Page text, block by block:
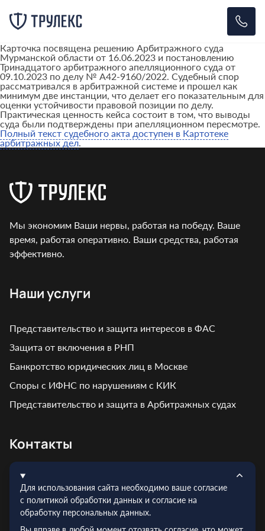
Карточка посвящена решению Арбитражного суда
Мурманской области от 16.06.2023 и постановлению
Тринадцатого арбитражного апелляционного суда от
09.10.2023 по делу № А42-9160/2022. Судебный спор
рассматривался в арбитражной системе и прошел как
минимум две инстанции, что делает его показательным для
оценки устойчивости правовой позиции по делу.
Практическая ценность кейса состоит в том, что выводы
суда были подтверждены при апелляционном пересмотре.
Полный текст судебного акта доступен в Картотеке
арбитражных дел.
Мы экономим Ваши нервы, работая на победу. Ваше
время, работая оперативно. Ваши средства, работая
эффективно.
Наши услуги
Представительство и защита интересов в ФАС
Защита от включения в РНП
Банкротство юридических лиц в Москве
Споры с ИФНС по нарушениям с КИК
Представительство и защита в Арбитражных судах
Контакты
Адрес: г. Москва, ул. Кирпичная, д. 7
Эл.почта:info@truelex.ru
Телефон:+7 (495) 128‑48‑56
Для использования сайта необходимо ваше согласие
с политикой обработки данных и согласие на
обработку персональных данных.